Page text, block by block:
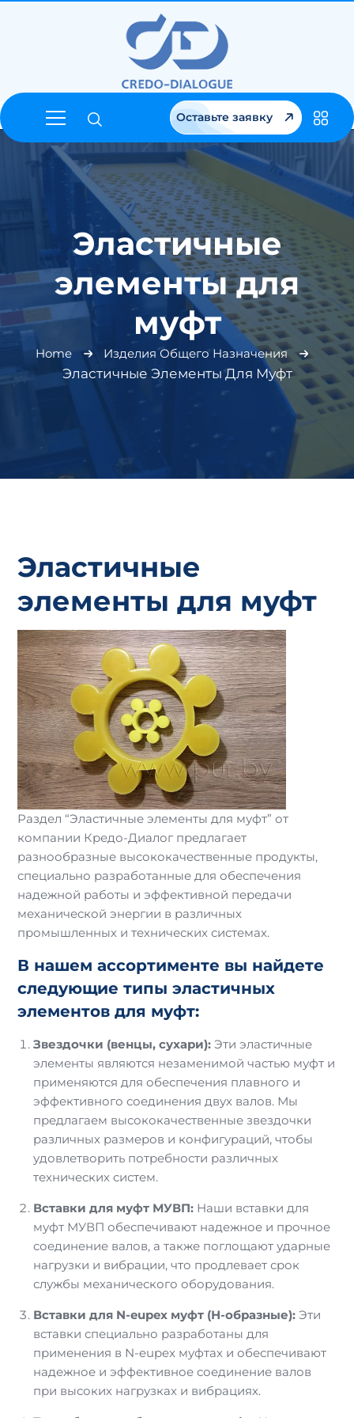
Оставьте заявку
Эластичные
элементы для
муфт
Home Изделия Общего Назначения
Эластичные Элементы Для Муфт
Эластичные
элементы для муфт
Раздел “Эластичные элементы для муфт” от
компании Кредо-Диалог предлагает
разнообразные высококачественные продукты,
специально разработанные для обеспечения
надежной работы и эффективной передачи
механической энергии в различных
промышленных и технических системах.
В нашем ассортименте вы найдете
следующие типы эластичных
элементов для муфт:
Звездочки (венцы, сухари): Эти эластичные
элементы являются незаменимой частью муфт и
применяются для обеспечения плавного и
эффективного соединения двух валов. Мы
предлагаем высококачественные звездочки
различных размеров и конфигураций, чтобы
удовлетворить потребности различных
технических систем.
Вставки для муфт МУВП: Наши вставки для
муфт МУВП обеспечивают надежное и прочное
соединение валов, а также поглощают ударные
нагрузки и вибрации, что продлевает срок
службы механического оборудования.
Вставки для N-eupex муфт (Н-образные): Эти
вставки специально разработаны для
применения в N-eupex муфтах и обеспечивают
надежное и эффективное соединение валов
при высоких нагрузках и вибрациях.